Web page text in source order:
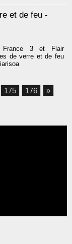
et de feu -
France 3 et Flair
de verre et de feu
175 176
»